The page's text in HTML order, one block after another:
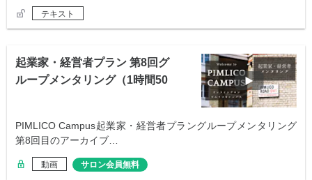
テキスト
起業家・経営者プラン 第8回グ
ループメンタリング（1時間50
PIMLICO Campus起業家・経営者プラングループメンタリング
第8回目のアーカイブ…
動画 サロン会員無料